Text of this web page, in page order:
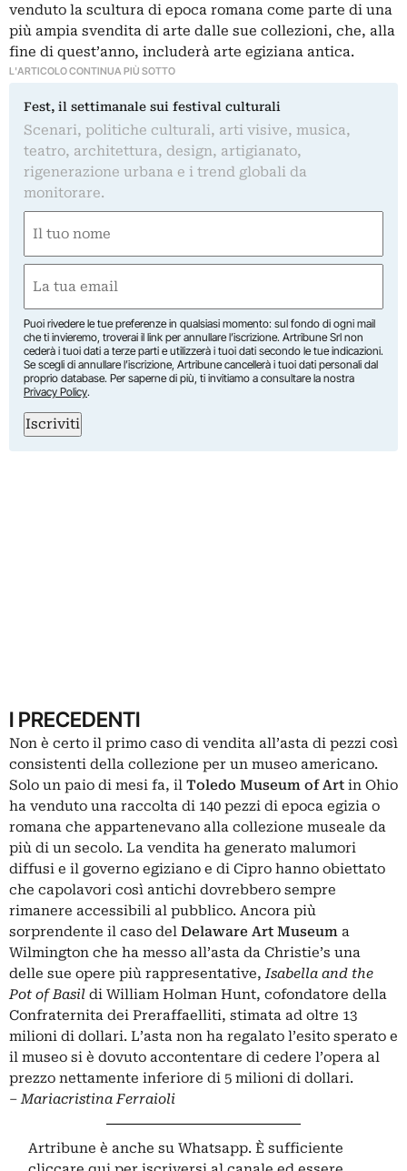
venduto la scultura di epoca romana come parte di una
più ampia svendita di arte dalle sue collezioni, che, alla
fine di quest’anno, includerà arte egiziana antica.
L'ARTICOLO CONTINUA PIÙ SOTTO
Fest, il settimanale sui festival culturali
Scenari, politiche culturali, arti visive, musica,
teatro, architettura, design, artigianato,
rigenerazione urbana e i trend globali da
monitorare.
(Obbligatorio)
Nome
(Obbligatorio)
Puoi rivedere le tue preferenze in qualsiasi momento: sul fondo di ogni mail
che ti invieremo, troverai il link per annullare l’iscrizione. Artribune Srl non
cederà i tuoi dati a terze parti e utilizzerà i tuoi dati secondo le tue indicazioni.
Se scegli di annullare l’iscrizione, Artribune cancellerà i tuoi dati personali dal
proprio database. Per saperne di più, ti invitiamo a consultare la nostra
Privacy Policy.
Iscriviti
I PRECEDENTI
Non è certo il primo caso di vendita all’asta di pezzi così
consistenti della collezione per un museo americano.
Solo un paio di mesi fa, il Toledo Museum of Art in Ohio
ha venduto una raccolta di 140 pezzi di epoca egizia o
romana che appartenevano alla collezione museale da
più di un secolo. La vendita ha generato malumori
diffusi e il governo egiziano e di Cipro hanno obiettato
che capolavori così antichi dovrebbero sempre
rimanere accessibili al pubblico. Ancora più
sorprendente il caso del Delaware Art Museum a
Wilmington che ha messo all’asta da Christie’s una
delle sue opere più rappresentative, Isabella and the
Pot of Basil di William Holman Hunt, cofondatore della
Confraternita dei Preraffaelliti, stimata ad oltre 13
milioni di dollari. L’asta non ha regalato l’esito sperato e
il museo si è dovuto accontentare di cedere l’opera al
prezzo nettamente inferiore di 5 milioni di dollari.
– Mariacristina Ferraioli
Artribune è anche su Whatsapp. È sufficiente